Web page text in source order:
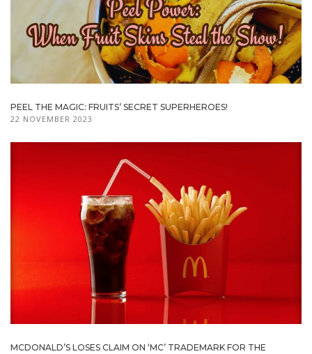
PEEL THE MAGIC: FRUITS’ SECRET SUPERHEROES!
22 NOVEMBER 2023
MCDONALD’S LOSES CLAIM ON ‘MC’ TRADEMARK FOR THE